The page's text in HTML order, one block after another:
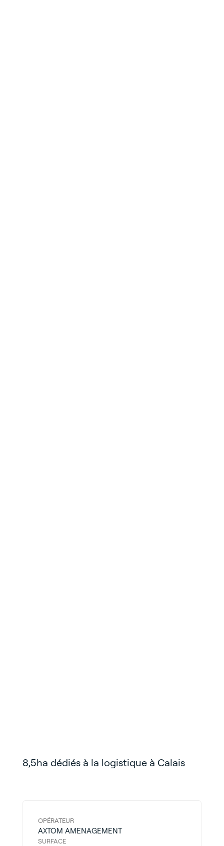
8,5ha dédiés à la logistique à Calais
OPÉRATEUR
AXTOM AMENAGEMENT
SURFACE